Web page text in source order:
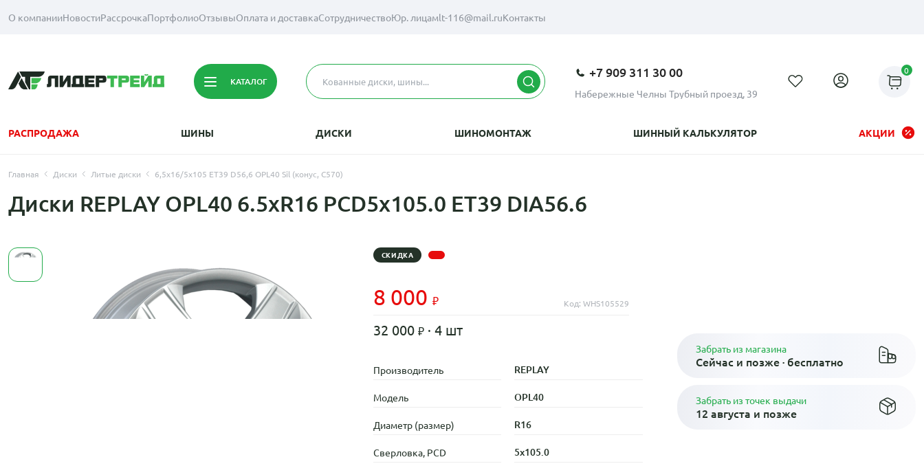
О компанииНовостиРассрочкаПортфолиоОтзывыОплата и доставкаСотрудничествоЮр. лицамlt-116@mail.ruКонтакты
КАТАЛОГ
+7 909 311 30 00
Набережные Челны Трубный проезд, 39
0
РАСПРОДАЖА ШИНЫ ДИСКИ ШИНОМОНТАЖ ШИННЫЙ КАЛЬКУЛЯТОР АКЦИИ
Главная Диски Литые диски 6,5x16/5x105 ET39 D56,6 OPL40 Sil (конус, C570)
Диски REPLAY OPL40 6.5xR16 PCD5x105.0 ET39 DIA56.6
СКИДКА
8 000 Код: WHS105529
32 000 · 4 шт
Производитель REPLAY
Модель OPL40
Диаметр (размер) R16
Сверловка, PCD 5x105.0
Забрать из магазина
Сейчас и позже · бесплатно
Забрать из точек выдачи
12 августа и позже